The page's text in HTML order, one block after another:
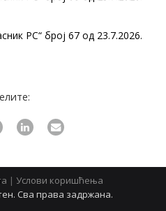
РС“ број 67 од 23.7.2026.
| Услови коришћења
Сва права задржана.